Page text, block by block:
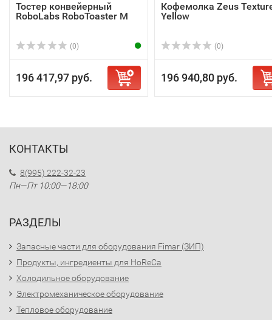
Тостер конвейерный
RoboLabs RoboToaster M
(0)
196 417,97 руб.
Кофемолка Zeus
Yellow
(0)
196 940,80 руб.
КОНТАКТЫ
8(995) 222-32-23
Пн—Пт 10:00—18:00
РАЗДЕЛЫ
Запасные части для оборудования Fimar (ЗИП)
Продукты, ингредиенты для HoReCa
Холодильное оборудование
Электромеханическое оборудование
Тепловое оборудование